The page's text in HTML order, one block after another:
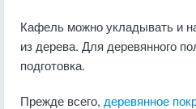
Кафель можно укладывать и
из дерева. Для деревянного
подготовка.
Прежде всего, деревянное